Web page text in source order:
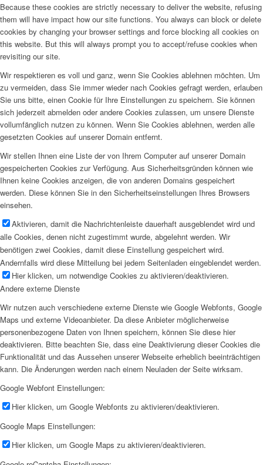
Because these cookies are strictly necessary to deliver the website, refusing
them will have impact how our site functions. You always can block or delete
cookies by changing your browser settings and force blocking all cookies on
this website. But this will always prompt you to accept/refuse cookies when
revisiting our site.
Wir respektieren es voll und ganz, wenn Sie Cookies ablehnen möchten. Um
zu vermeiden, dass Sie immer wieder nach Cookies gefragt werden, erlauben
Sie uns bitte, einen Cookie für Ihre Einstellungen zu speichern. Sie können
sich jederzeit abmelden oder andere Cookies zulassen, um unsere Dienste
vollumfänglich nutzen zu können. Wenn Sie Cookies ablehnen, werden alle
gesetzten Cookies auf unserer Domain entfernt.
Wir stellen Ihnen eine Liste der von Ihrem Computer auf unserer Domain
gespeicherten Cookies zur Verfügung. Aus Sicherheitsgründen können wie
Ihnen keine Cookies anzeigen, die von anderen Domains gespeichert
werden. Diese können Sie in den Sicherheitseinstellungen Ihres Browsers
einsehen.
Aktivieren, damit die Nachrichtenleiste dauerhaft ausgeblendet wird und
alle Cookies, denen nicht zugestimmt wurde, abgelehnt werden. Wir
benötigen zwei Cookies, damit diese Einstellung gespeichert wird.
Andernfalls wird diese Mitteilung bei jedem Seitenladen eingeblendet werden.
Hier klicken, um notwendige Cookies zu aktivieren/deaktivieren.
Andere externe Dienste
Wir nutzen auch verschiedene externe Dienste wie Google Webfonts, Google
Maps und externe Videoanbieter. Da diese Anbieter möglicherweise
personenbezogene Daten von Ihnen speichern, können Sie diese hier
deaktivieren. Bitte beachten Sie, dass eine Deaktivierung dieser Cookies die
Funktionalität und das Aussehen unserer Webseite erheblich beeinträchtigen
kann. Die Änderungen werden nach einem Neuladen der Seite wirksam.
Google Webfont Einstellungen:
Hier klicken, um Google Webfonts zu aktivieren/deaktivieren.
Google Maps Einstellungen:
Hier klicken, um Google Maps zu aktivieren/deaktivieren.